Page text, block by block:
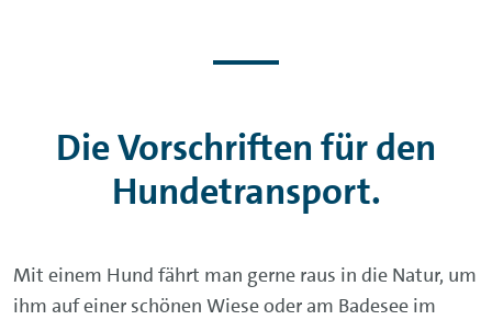
Die Vorschriften für den
Hundetransport.
Mit einem Hund fährt man gerne raus in die Natur, um
ihm auf einer schönen Wiese oder am Badesee im